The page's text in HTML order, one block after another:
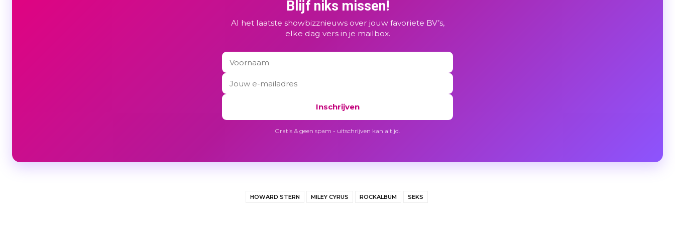
Blijf niks missen!
Al het laatste showbizznieuws over jouw favoriete BV’s,
elke dag vers in je mailbox.
Inschrijven
Gratis & geen spam - uitschrijven kan altijd.
HOWARD STERN MILEY CYRUS ROCKALBUM SEKS